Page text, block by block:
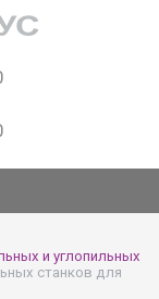
и углопильных
станков для